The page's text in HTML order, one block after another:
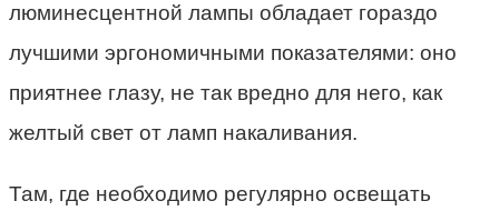
люминесцентной лампы обладает гораздо
лучшими эргономичными показателями: оно
приятнее глазу, не так вредно для него, как
желтый свет от ламп накаливания.
Там, где необходимо регулярно освещать